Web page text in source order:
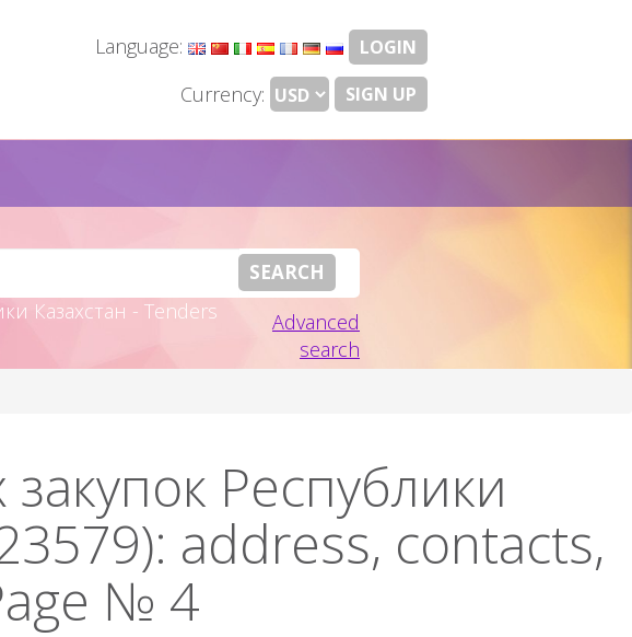
Language: LOGIN
Currency: SIGN UP
Казахстан - Tenders
Advanced
search
Республики
address, contacts,
№ 4